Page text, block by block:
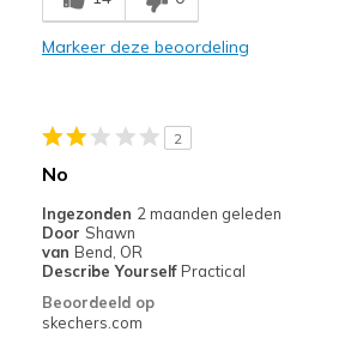
Durable
View On Shoes
Shoes are for Wearing
Markeer deze beoordeling
2
No
Ingezonden 2 maanden geleden
Door Shawn
van Bend, OR
Describe Yourself Practical
Beoordeeld op
skechers.com